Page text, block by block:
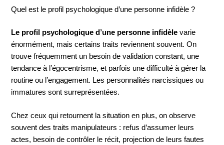
Quel est le profil psychologique d’une personne infidèle ?
Le profil psychologique d’une personne infidèle varie
énormément, mais certains traits reviennent souvent. On
trouve fréquemment un besoin de validation constant, une
tendance à l’égocentrisme, et parfois une difficulté à gérer la
routine ou l’engagement. Les personnalités narcissiques ou
immatures sont surreprésentées.
Chez ceux qui retournent la situation en plus, on observe
souvent des traits manipulateurs : refus d’assumer leurs
actes, besoin de contrôler le récit, projection de leurs fautes